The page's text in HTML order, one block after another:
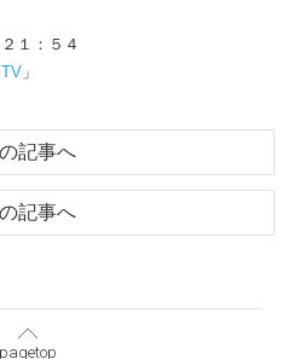
１：５４
」
記事へ
記事へ
pagetop